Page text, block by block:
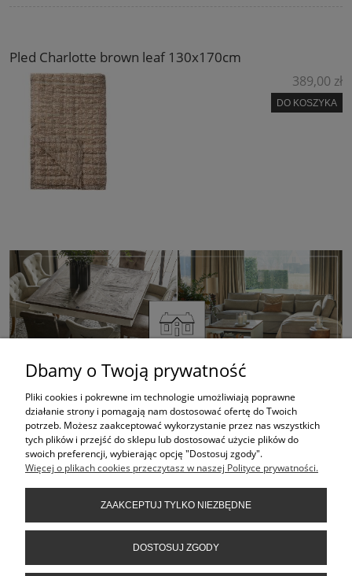
Pled Charlotte brown leaf 130x170cm
389,00 zł
DO KOSZYKA
ZAKUPY
POMOC
Dbamy o Twoją prywatność
Pliki cookies i pokrewne im technologie umożliwiają poprawne
działanie strony i pomagają nam dostosować ofertę do Twoich
potrzeb. Możesz zaakceptować wykorzystanie przez nas wszystkich
tych plików i przejść do sklepu lub dostosować użycie plików do
swoich preferencji, wybierając opcję "Dostosuj zgody".
Więcej o plikach cookies przeczytasz w naszej Polityce prywatności.
ZAAKCEPTUJ TYLKO NIEZBĘDNE
DOSTOSUJ ZGODY